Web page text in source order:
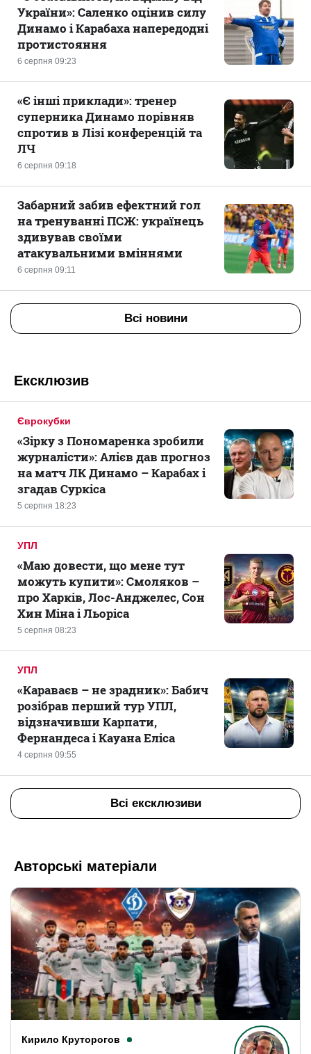
6 серпня 09:23
України»: Саленко оцінив силу
Динамо і Карабаха напередодні
протистояння
6 серпня 09:18
«Є інші приклади»: тренер
суперника Динамо порівняв
спротив в Лізі конференцій та
ЛЧ
6 серпня 09:11
Забарний забив ефектний гол
на тренуванні ПСЖ: українець
здивував своїми
атакувальними вміннями
Всі новини
Ексклюзив
Єврокубки
5 серпня 18:23
«Зірку з Пономаренка зробили
журналісти»: Алієв дав прогноз
на матч ЛК Динамо – Карабах і
згадав Суркіса
УПЛ
5 серпня 08:23
«Маю довести, що мене тут
можуть купити»: Смоляков –
про Харків, Лос-Анджелес, Сон
Хин Міна і Льоріса
УПЛ
4 серпня 09:55
«Караваєв – не зрадник»: Бабич
розібрав перший тур УПЛ,
відзначивши Карпати,
Фернандеса і Кауана Еліса
Всі ексклюзиви
Авторські матеріали
Кирило Круторогов